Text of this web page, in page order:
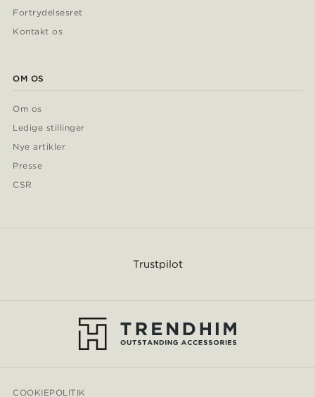
Fortrydelsesret
Kontakt os
OM OS
Om os
Ledige stillinger
Nye artikler
Presse
CSR
Trustpilot
COOKIEPOLITIK